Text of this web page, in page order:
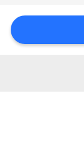
उद्धरण
की